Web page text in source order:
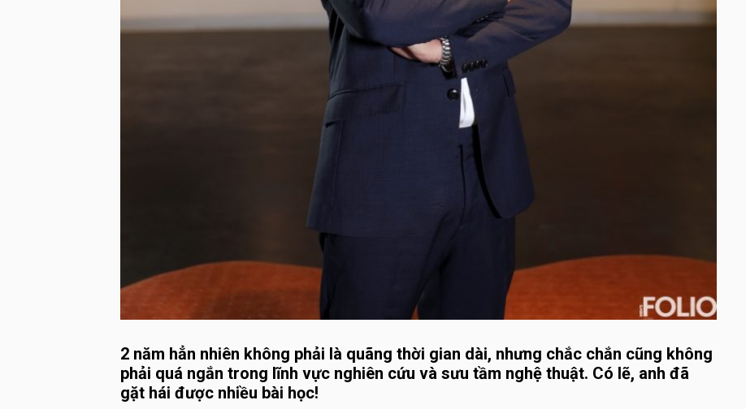
2 năm hẳn nhiên không phải là quãng thời gian dài, nhưng chắc chắn cũng không
phải quá ngắn trong lĩnh vực nghiên cứu và sưu tầm nghệ thuật. Có lẽ, anh đã
gặt hái được nhiều bài học!